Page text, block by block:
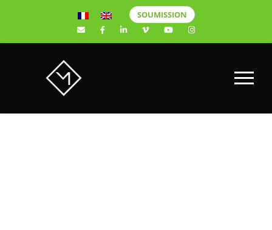
SOUMISSION